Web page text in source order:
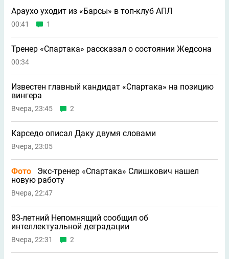
Араухо уходит из «Барсы» в топ-клуб АПЛ
00:41 1
Тренер «Спартака» рассказал о состоянии Жедсона
00:34
Известен главный кандидат «Спартака» на позицию
вингера
Вчера, 23:45 2
Карседо описал Даку двумя словами
Вчера, 23:05
Фото
Экс-тренер «Спартака» Слишкович нашел
новую работу
Вчера, 22:47
83-летний Непомнящий сообщил об
интеллектуальной деградации
Вчера, 22:31 2